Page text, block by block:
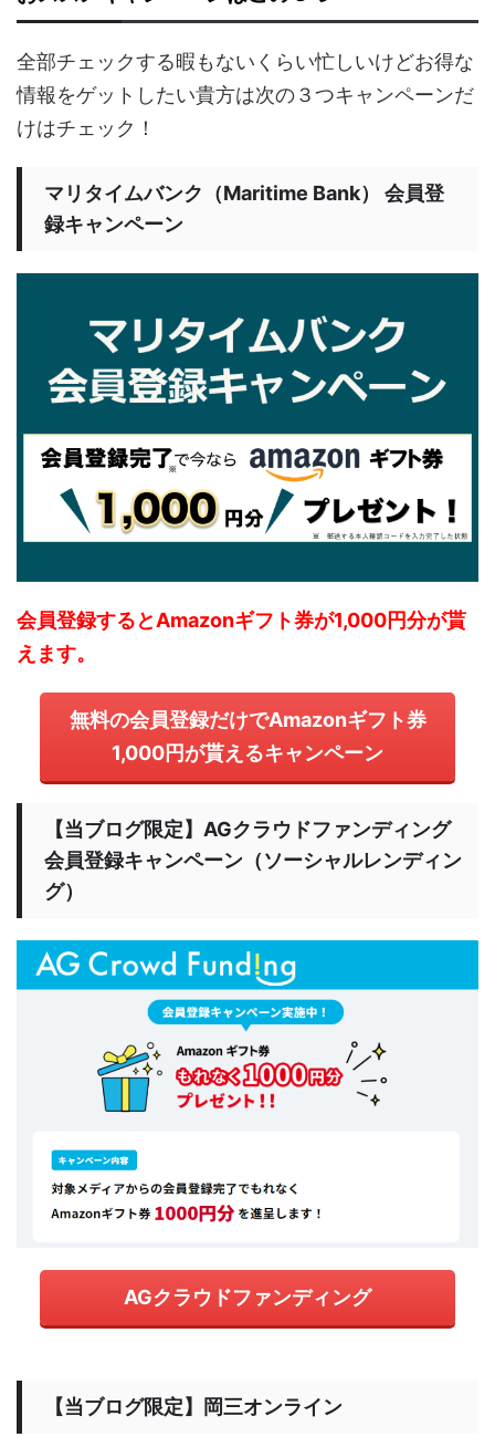
全部チェックする暇もないくらい忙しいけどお得な
情報をゲットしたい貴方は次の３つキャンペーンだ
けはチェック！
マリタイムバンク（Maritime Bank） 会員登
録キャンペーン
会員登録するとAmazonギフト券が1,000円分が貰
えます。
無料の会員登録だけでAmazonギフト券
1,000円が貰えるキャンペーン
【当ブログ限定】AGクラウドファンディング
会員登録キャンペーン（ソーシャルレンディン
グ）
AGクラウドファンディング
【当ブログ限定】岡三オンライン